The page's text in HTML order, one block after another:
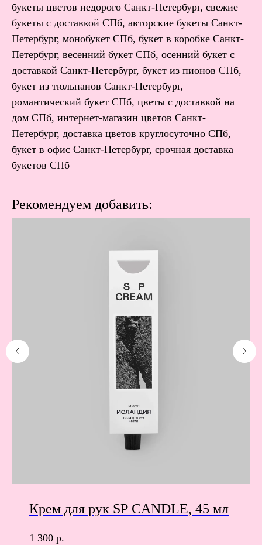
букеты цветов недорого Санкт-Петербург, свежие
букеты с доставкой СПб, авторские букеты Санкт-
Петербург, монобукет СПб, букет в коробке Санкт-
Петербург, весенний букет СПб, осенний букет с
доставкой Санкт-Петербург, букет из пионов СПб,
букет из тюльпанов Санкт-Петербург,
романтический букет СПб, цветы с доставкой на
дом СПб, интернет-магазин цветов Санкт-
Петербург, доставка цветов круглосуточно СПб,
букет в офис Санкт-Петербург, срочная доставка
букетов СПб
Рекомендуем добавить:
Крем для рук SP CANDLE, 45 мл
1 300 р.